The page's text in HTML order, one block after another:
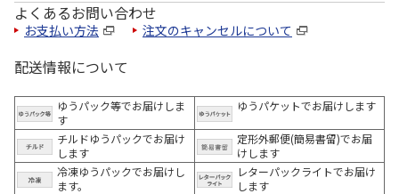
よくあるお問い合わせ
お支払い方法 注文のキャンセルについて
配送情報について
ゆうパック等でお届けしま
す
ゆうパケットでお届けします
チルドゆうパックでお届け
します
定形外郵便(簡易書留)でお届
けします
冷凍ゆうパックでお届けし
ます。
レターパックライトでお届け
します